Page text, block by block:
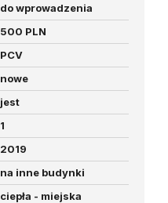
do wprowadzenia
500 PLN
PCV
nowe
jest
1
2019
na inne budynki
ciepła - miejska